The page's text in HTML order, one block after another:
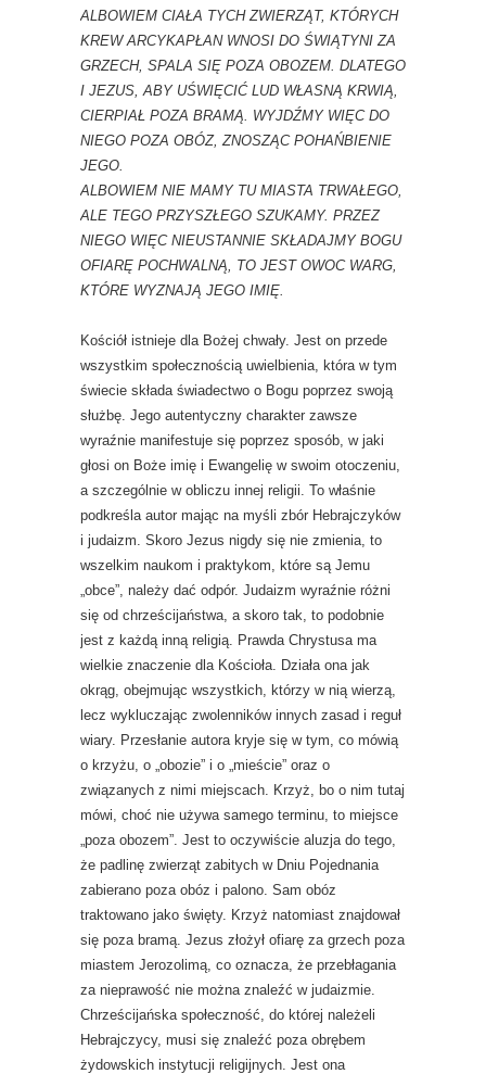
ALBOWIEM CIAŁA TYCH ZWIERZĄT, KTÓRYCH
KREW ARCYKAPŁAN WNOSI DO ŚWIĄTYNI ZA
GRZECH, SPALA SIĘ POZA OBOZEM. DLATEGO
I JEZUS, ABY UŚWIĘCIĆ LUD WŁASNĄ KRWIĄ,
CIERPIAŁ POZA BRAMĄ. WYJDŹMY WIĘC DO
NIEGO POZA OBÓZ, ZNOSZĄC POHAŃBIENIE
JEGO.
ALBOWIEM NIE MAMY TU MIASTA TRWAŁEGO,
ALE TEGO PRZYSZŁEGO SZUKAMY. PRZEZ
NIEGO WIĘC NIEUSTANNIE SKŁADAJMY BOGU
OFIARĘ POCHWALNĄ, TO JEST OWOC WARG,
KTÓRE WYZNAJĄ JEGO IMIĘ.
Kościół istnieje dla Bożej chwały. Jest on przede
wszystkim społecznością uwielbienia, która w tym
świecie składa świadectwo o Bogu poprzez swoją
służbę. Jego autentyczny charakter zawsze
wyraźnie manifestuje się poprzez sposób, w jaki
głosi on Boże imię i Ewangelię w swoim otoczeniu,
a szczególnie w obliczu innej religii. To właśnie
podkreśla autor mając na myśli zbór Hebrajczyków
i judaizm. Skoro Jezus nigdy się nie zmienia, to
wszelkim naukom i praktykom, które są Jemu
„obce”, należy dać odpór. Judaizm wyraźnie różni
się od chrześcijaństwa, a skoro tak, to podobnie
jest z każdą inną religią. Prawda Chrystusa ma
wielkie znaczenie dla Kościoła. Działa ona jak
okrąg, obejmując wszystkich, którzy w nią wierzą,
lecz wykluczając zwolenników innych zasad i reguł
wiary. Przesłanie autora kryje się w tym, co mówią
o krzyżu, o „obozie” i o „mieście” oraz o
związanych z nimi miejscach. Krzyż, bo o nim tutaj
mówi, choć nie używa samego terminu, to miejsce
„poza obozem”. Jest to oczywiście aluzja do tego,
że padlinę zwierząt zabitych w Dniu Pojednania
zabierano poza obóz i palono. Sam obóz
traktowano jako święty. Krzyż natomiast znajdował
się poza bramą. Jezus złożył ofiarę za grzech poza
miastem Jerozolimą, co oznacza, że przebłagania
za nieprawość nie można znaleźć w judaizmie.
Chrześcijańska społeczność, do której należeli
Hebrajczycy, musi się znaleźć poza obrębem
żydowskich instytucji religijnych. Jest ona